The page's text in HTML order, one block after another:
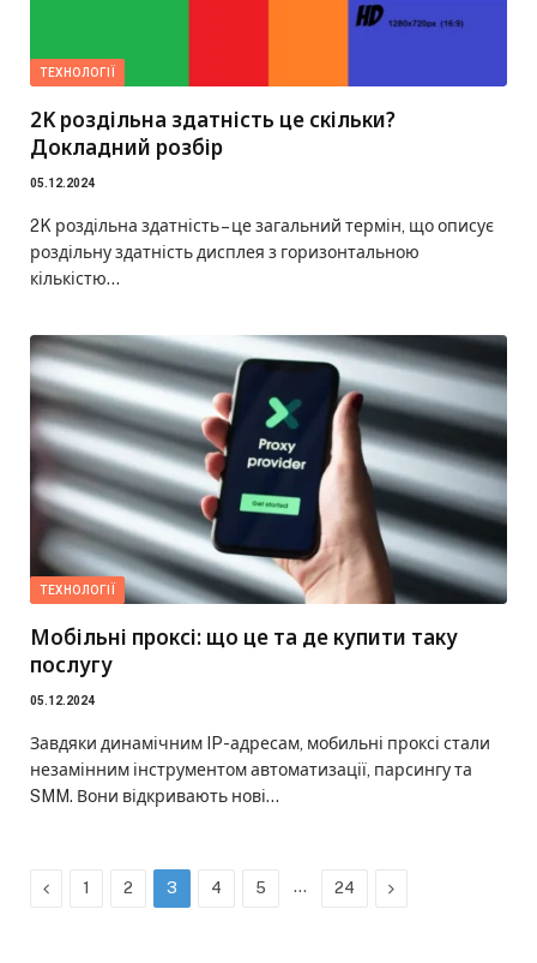
ТЕХНОЛОГІЇ
2K роздільна здатність це скільки?
Докладний розбір
05.12.2024
2K роздільна здатність – це загальний термін, що описує
роздільну здатність дисплея з горизонтальною
кількістю…
ТЕХНОЛОГІЇ
Мобільні проксі: що це та де купити таку
послугу
05.12.2024
Завдяки динамічним IP-адресам, мобильні проксі стали
незамінним інструментом автоматизації, парсингу та
SMM. Вони відкривають нові…
Previous
1 2 3 4 5 … 24 Next